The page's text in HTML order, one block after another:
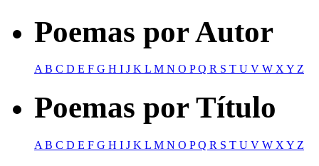
Poemas por Autor
AB C D E F G H I J K L M N O PQ R S T U V W XY Z
Poemas por Título
A B C D E F G H I J K L M N O PQ R S T U V W X Y Z